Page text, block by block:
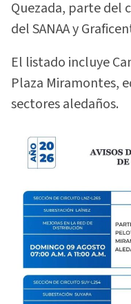
Quezada, parte del
del SANAA y
El listado incluye
Plaza Miramontes,
sectores aledaños.